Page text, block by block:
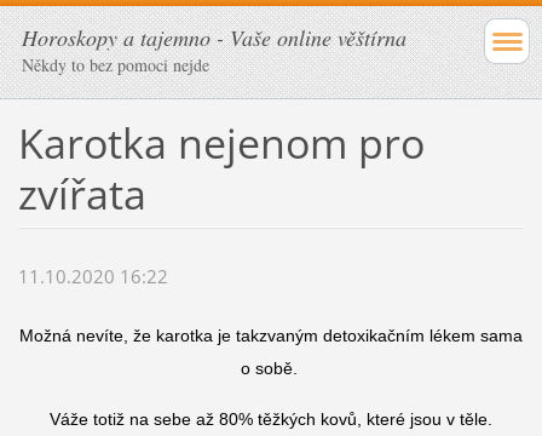
Horoskopy a tajemno - Vaše online věštírna
Někdy to bez pomoci nejde
Karotka nejenom pro
zvířata
11.10.2020 16:22
Možná nevíte, že karotka je takzvaným detoxikačním lékem sama
o sobě.
Váže totiž na sebe až 80% těžkých kovů, které jsou v těle.